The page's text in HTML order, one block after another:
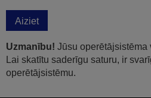
Aiziet
Uzmanību! Jūsu operētājsistēma
Lai skatītu saderīgu saturu, ir
operētājsistēmu.